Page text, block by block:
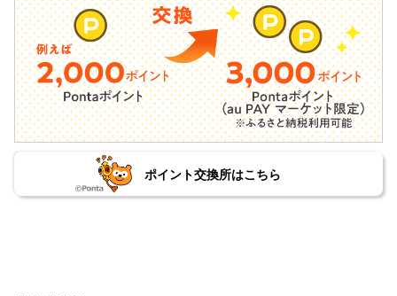
ポイント交換所はこちら